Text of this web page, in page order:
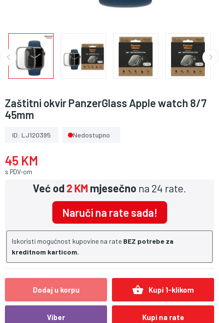
Zaštitni okvir PanzerGlass Apple watch 8/7
45mm
ID: LJ120395 Nedostupno
45 KM
s PDV-om
Već od2 KM mjesečno na 24 rate.
Naruči na rate sada!
Iskoristi mogućnost kupovine na rate BEZ potrebe za
kreditnom karticom.
Dodaj u korpu shopping_basket Kupi 1-klikom
Viber Kupi na rate